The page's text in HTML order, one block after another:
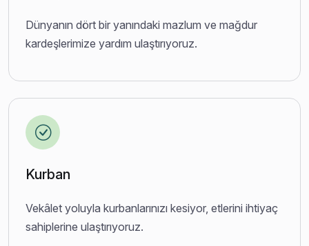
Dünyanın dört bir yanındaki mazlum ve mağdur
kardeşlerimize yardım ulaştırıyoruz.
Kurban
Vekâlet yoluyla kurbanlarınızı kesiyor, etlerini ihtiyaç
sahiplerine ulaştırıyoruz.